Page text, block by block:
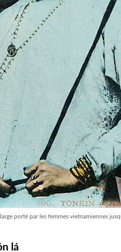
porté par les femmes vietnamiennes
lá